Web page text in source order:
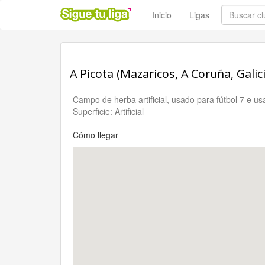
Inicio Ligas
A Picota (Mazaricos, A Coruña,
Campo de herba artificial, usado para fútbol 7 e
Superficie: Artificial
Cómo llegar